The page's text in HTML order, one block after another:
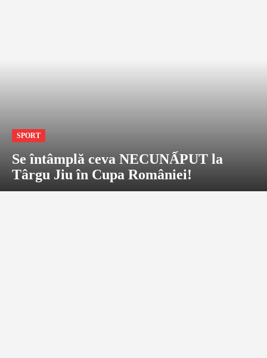
SPORT
Se întâmplă ceva NECUNẤPUT la
Târgu Jiu în Cupa României!